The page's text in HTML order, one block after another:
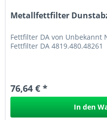
Metallfettfilter
Fettfilter DA von Unbekannt
Fettfilter DA 4819.480.48261
76,64 € *
In den